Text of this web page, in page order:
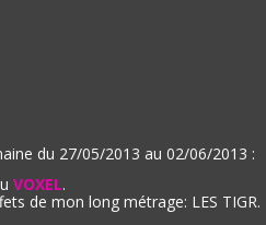
du 27/05/2013 au 02/06/2013 :
VOXEL.
de mon long métrage: LES TIGR.